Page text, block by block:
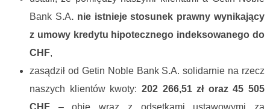
Bank S.A. nie istnieje stosunek prawny wynikający
z umowy kredytu hipotecznego indeksowanego do
CHF,
zasądził od Getin Noble Bank S.A. solidarnie na rzecz
naszych klientów kwoty: 202 266,51 zł oraz 45 505
CHF– obie wraz z odsetkami ustawowymi za